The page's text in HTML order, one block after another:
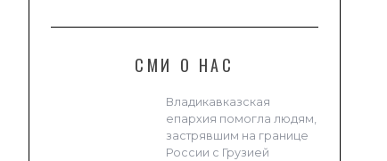
СМИ О НАС
Владикавказская
епархия помогла людям,
застрявшим на границе
России с Грузией